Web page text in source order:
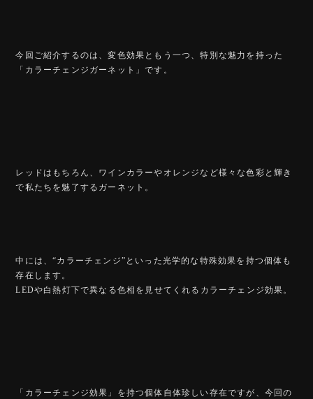
今回ご紹介するのは、変色効果ともう一つ、特別な魅力を持った
「カラーチェンジガーネット」です。
レッドはもちろん、ワインカラーやオレンジなど様々な色彩と輝き
で私たちを魅了するガーネット。
中には、“カラーチェンジ”といった光学的な特殊効果を持つ個体も
存在します。
LEDや白熱灯下で異なる色相を見せてくれるカラーチェンジ効果。
「カラーチェンジ効果」を持つ個体自体珍しい存在ですが、今回の